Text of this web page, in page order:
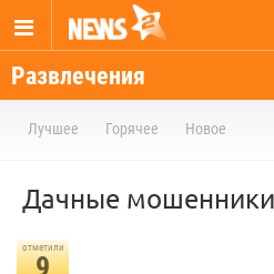
Развлечения
Лучшее Горячее Новое
Дачные мошенники
отметили
9